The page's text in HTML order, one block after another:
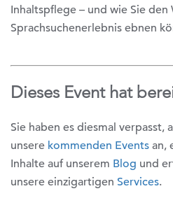
Inhaltspflege – und wie Sie
Sprachsuchenerlebnis ebnen
Dieses Event hat
Sie haben es diesmal verpasst,
unsere kommenden Events an,
Inhalte auf unserem Blog und
unsere einzigartigen Services.